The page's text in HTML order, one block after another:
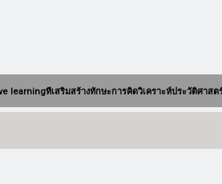
learningทีเสริมสร้างทักษะการคิดวิเคราะห์ประวัติศาสต